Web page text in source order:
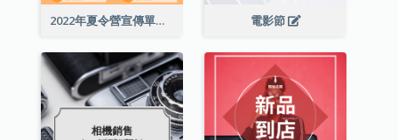
2022年夏令營宣傳單張 電影節